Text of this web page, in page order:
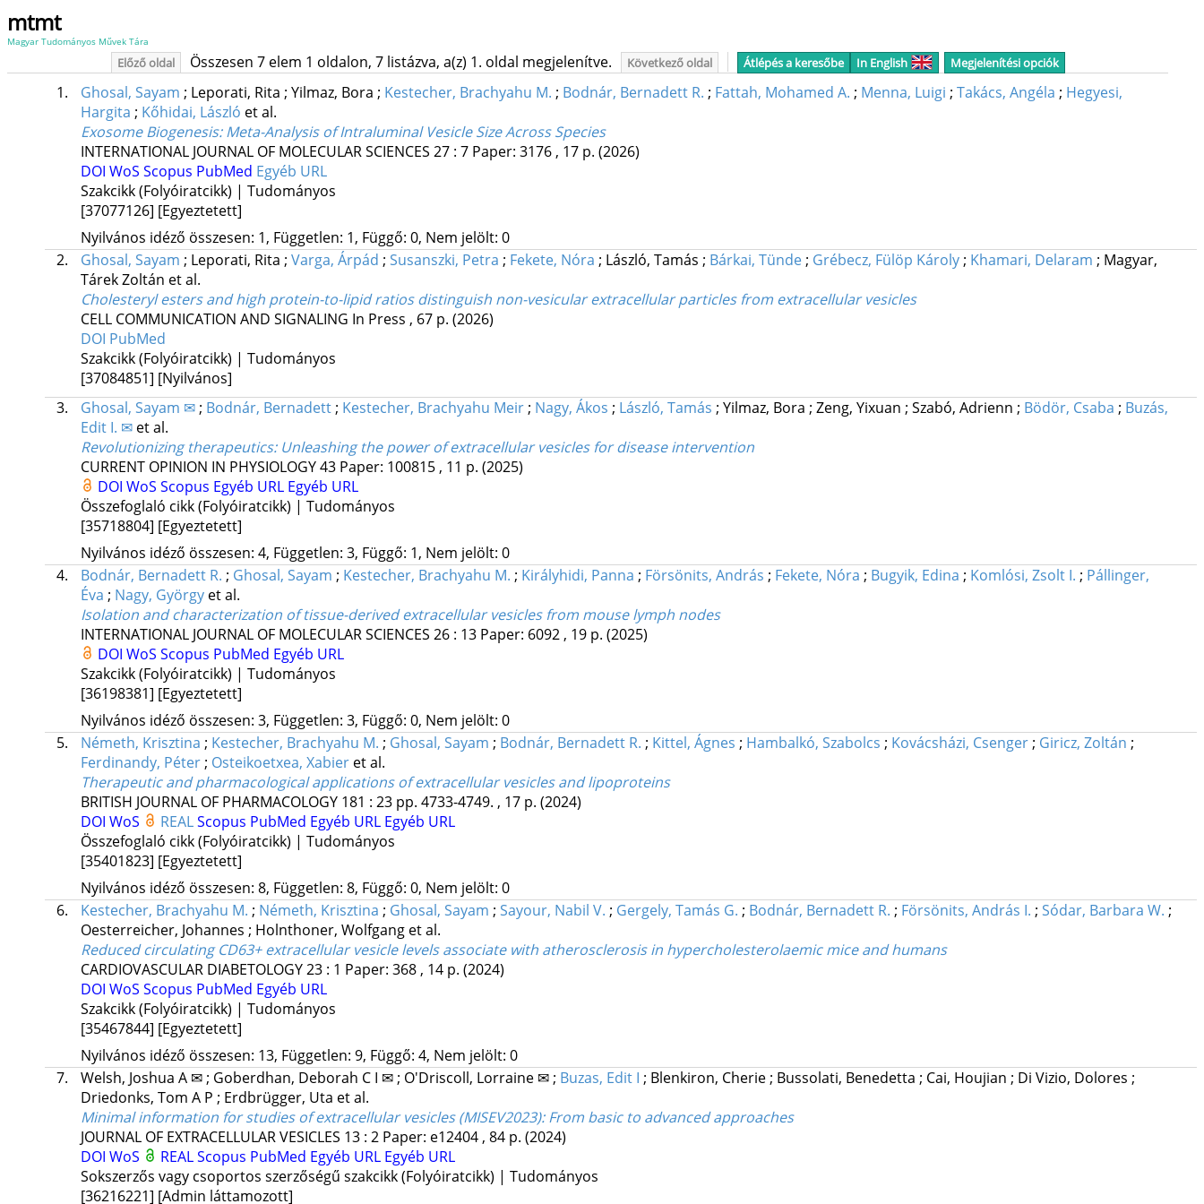
mtmt
Magyar Tudományos Művek Tára
Előző oldal Összesen 7 elem 1 oldalon, 7 listázva, a(z) 1. oldal megjelenítve. Következő oldal Átlépés a keresőbe In English Megjelenítési opciók
1. Ghosal, Sayam ; Leporati, Rita ; Yilmaz, Bora ; Kestecher, Brachyahu M. ; Bodnár, Bernadett R. ; Fattah, Mohamed A. ; Menna, Luigi ; Takács, Angéla ; Hegyesi,
Hargita ; Kőhidai, László et al.
Exosome Biogenesis: Meta-Analysis of Intraluminal Vesicle Size Across Species
INTERNATIONAL JOURNAL OF MOLECULAR SCIENCES 27: 7 Paper: 3176 , 17 p. (2026)
DOI WoS Scopus PubMed Egyéb URL
Szakcikk (Folyóiratcikk) | Tudományos
[37077126] [Egyeztetett]
Nyilvános idéző összesen: 1, Független: 1, Függő: 0, Nem jelölt: 0
2.
Ghosal, Sayam ; Leporati, Rita ; Varga, Árpád ; Susanszki, Petra ; Fekete, Nóra ; László, Tamás ; Bárkai, Tünde; Grébecz, Fülöp Károly; Khamari, Delaram ; Magyar,
Tárek Zoltán et al.
Cholesteryl esters and high protein-to-lipid ratios distinguish non-vesicular extracellular particles from extracellular vesicles
CELL COMMUNICATION AND SIGNALING In Press , 67 p. (2026)
DOI PubMed
Szakcikk (Folyóiratcikk) | Tudományos
[37084851] [Nyilvános]
3.
Ghosal, Sayam ✉; Bodnár, Bernadett; Kestecher, Brachyahu Meir; Nagy, Ákos ; László, Tamás ; Yilmaz, Bora ; Zeng, Yixuan ; Szabó, Adrienn ; Bödör, Csaba ; Buzás,
Edit I. ✉ et al.
Revolutionizing therapeutics: Unleashing the power of extracellular vesicles for disease intervention
CURRENT OPINION IN PHYSIOLOGY43 Paper: 100815 , 11 p. (2025)
DOI WoS Scopus Egyéb URL Egyéb URL
Összefoglaló cikk (Folyóiratcikk) | Tudományos
[35718804] [Egyeztetett]
Nyilvános idéző összesen: 4, Független: 3, Függő: 1, Nem jelölt: 0
4.
Bodnár, Bernadett R. ; Ghosal, Sayam ; Kestecher, Brachyahu M. ; Királyhidi, Panna ; Försönits, András ; Fekete, Nóra ; Bugyik, Edina ; Komlósi, Zsolt I. ; Pállinger,
Éva ; Nagy, György et al.
Isolation and characterization of tissue-derived extracellular vesicles from mouse lymph nodes
INTERNATIONAL JOURNAL OF MOLECULAR SCIENCES 26: 13 Paper: 6092 , 19 p. (2025)
DOI WoS Scopus PubMed Egyéb URL
Szakcikk (Folyóiratcikk) | Tudományos
[36198381] [Egyeztetett]
Nyilvános idéző összesen: 3, Független: 3, Függő: 0, Nem jelölt: 0
5.
Németh, Krisztina ; Kestecher, Brachyahu M. ; Ghosal, Sayam ; Bodnár, Bernadett R. ; Kittel, Ágnes ; Hambalkó, Szabolcs ; Kovácsházi, Csenger; Giricz, Zoltán ;
Ferdinandy, Péter; Osteikoetxea, Xabier et al.
Therapeutic and pharmacological applications of extracellular vesicles and lipoproteins
BRITISH JOURNAL OF PHARMACOLOGY 181 : 23 pp. 4733-4749. , 17 p. (2024)
DOI WoS REALScopus PubMed Egyéb URL Egyéb URL
Összefoglaló cikk (Folyóiratcikk) | Tudományos
[35401823] [Egyeztetett]
Nyilvános idéző összesen: 8, Független: 8, Függő: 0, Nem jelölt: 0
6.
Kestecher, Brachyahu M. ; Németh, Krisztina ; Ghosal, Sayam ; Sayour, Nabil V. ; Gergely, Tamás G. ; Bodnár, Bernadett R. ; Försönits, András I. ; Sódar, Barbara W. ;
Oesterreicher, Johannes ; Holnthoner, Wolfgang et al.
Reduced circulating CD63+ extracellular vesicle levels associate with atherosclerosis in hypercholesterolaemic mice and humans
CARDIOVASCULAR DIABETOLOGY23: 1 Paper: 368 , 14 p. (2024)
DOI WoS Scopus PubMed Egyéb URL
Szakcikk (Folyóiratcikk) | Tudományos
[35467844] [Egyeztetett]
Nyilvános idéző összesen: 13, Független: 9, Függő: 4, Nem jelölt: 0
7.
Welsh, Joshua A ✉; Goberdhan, Deborah C I ✉; O'Driscoll, Lorraine ✉; Buzas, Edit I ; Blenkiron, Cherie; Bussolati, Benedetta ; Cai, Houjian ; Di Vizio, Dolores ;
Driedonks, Tom A P ; Erdbrügger, Uta et al.
Minimal information for studies of extracellular vesicles (MISEV2023): From basic to advanced approaches
JOURNAL OF EXTRACELLULAR VESICLES 13: 2 Paper: e12404 , 84 p. (2024)
DOI WoS REALScopus PubMed Egyéb URL Egyéb URL
Sokszerzős vagy csoportos szerzőségű szakcikk (Folyóiratcikk) | Tudományos
[36216221] [Admin láttamozott]